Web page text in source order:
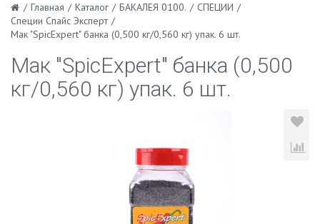
/ Главная / Каталог / БАКАЛЕЯ 0100. / СПЕЦИИ /
Специи Спайс Эксперт /
Мак "SpicExpert" банка (0,500 кг/0,560 кг) упак. 6 шт.
Мак "SpicExpert" банка (0,500
кг/0,560 кг) упак. 6 шт.